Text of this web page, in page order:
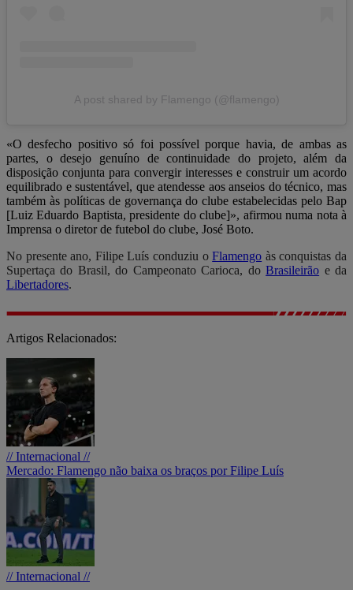
A post shared by Flamengo (@flamengo)
«O desfecho positivo só foi possível porque havia, de ambas as
partes, o desejo genuíno de continuidade do projeto, além da
disposição conjunta para convergir interesses e construir um acordo
equilibrado e sustentável, que atendesse aos anseios do técnico, mas
também às políticas de governança do clube estabelecidas pelo Bap
[Luiz Eduardo Baptista, presidente do clube]», afirmou numa nota à
Imprensa o diretor de futebol do clube, José Boto.
No presente ano, Filipe Luís conduziu oFlamengo às conquistas da
Supertaça do Brasil, do Campeonato Carioca, doBrasileirão e da
Libertadores.
Artigos Relacionados:
// Internacional //
Mercado: Flamengo não baixa os braços por Filipe Luís
// Internacional //